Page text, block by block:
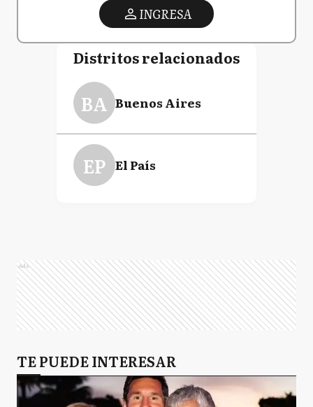
INGRESA
Distritos relacionados
BA Buenos Aires
EP El País
Ads
TE PUEDE INTERESAR